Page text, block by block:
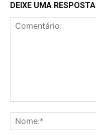
DEIXE UMA RESPOSTA